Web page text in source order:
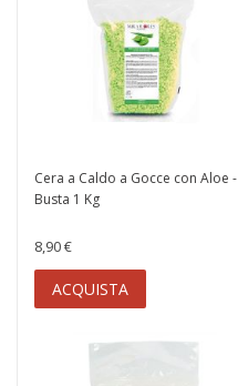
Cera a Caldo a Gocce con Aloe -
Busta 1 Kg
8,90 €
ACQUISTA